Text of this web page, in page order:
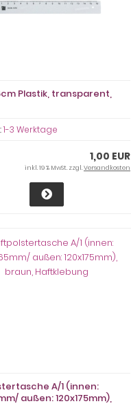
Plastik, transparent,
1-3 Werktage
1,00 EUR
inkl. 19 % MwSt. zzgl.Versandkosten
A/1 (innen:
außen: 120x175mm),